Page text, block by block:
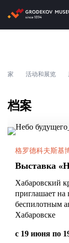
家 活动和展览
档案
格罗德科夫斯基
Выставка
Хабаровский
приглашает
беспилотным
Хабаровске
с 19 июня по
消息
活动和展览
访问
在线博物馆
合作伙伴